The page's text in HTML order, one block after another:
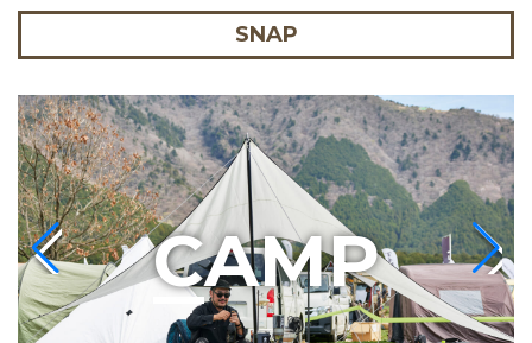
SNAP
CAMP